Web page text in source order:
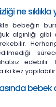
ne sıklıkla
bebeğin
algınlığı
edebilir.
kez yapılabilir.
bebek